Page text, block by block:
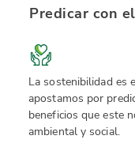
Predicar con
La sostenibilidad es
apostamos por
beneficios que este
ambiental y social.